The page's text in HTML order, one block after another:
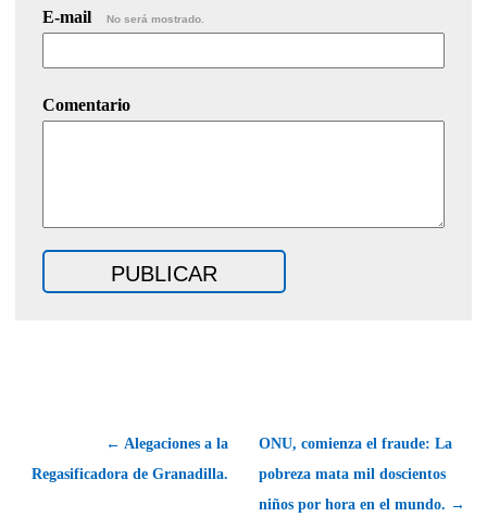
E-mail No será mostrado.
Comentario
← Alegaciones a la
Regasificadora de Granadilla.
ONU, comienza el fraude: La
pobreza mata mil doscientos
niños por hora en el mundo. →